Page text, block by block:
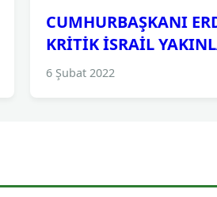
CUMHURBAŞKANI
KRİTİK İSRAİL
6 Şubat 2022